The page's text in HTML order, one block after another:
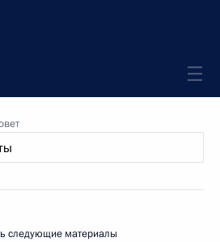
следующие материалы